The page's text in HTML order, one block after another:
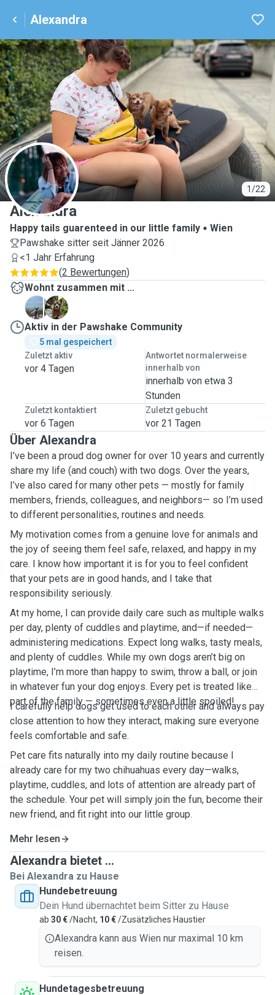
Alexandra
1/22
A
Alexandra
Happy tails guarenteed in our little family
Wien
Pawshake sitter seit Jänner 2026
<1 Jahr Erfahrung
(2 Bewertungen)
Wohnt zusammen mit ...
M
Z
Aktiv in der Pawshake Community
5 mal gespeichert
Zuletzt aktiv
vor 4 Tagen
Antwortet normalerweise
innerhalb von
innerhalb von etwa 3
Stunden
Zuletzt kontaktiert
vor 6 Tagen
Zuletzt gebucht
vor 21 Tagen
Über Alexandra
I’ve been a proud dog owner for over 10 years and currently
share my life (and couch) with two dogs. Over the years,
I’ve also cared for many other pets — mostly for family
members, friends, colleagues, and neighbors— so I’m used
to different personalities, routines and needs.
My motivation comes from a genuine love for animals and
the joy of seeing them feel safe, relaxed, and happy in my
care. I know how important it is for you to feel confident
that your pets are in good hands, and I take that
responsibility seriously.
At my home, I can provide daily care such as multiple walks
per day, plenty of cuddles and playtime, and—if needed—
administering medications. Expect long walks, tasty meals,
and plenty of cuddles. While my own dogs aren’t big on
playtime, I’m more than happy to swim, throw a ball, or join
in whatever fun your dog enjoys. Every pet is treated like
part of the family — sometimes even a little spoiled!
I carefully help dogs get used to each other and always pay
close attention to how they interact, making sure everyone
feels comfortable and safe.
Pet care fits naturally into my daily routine because I
already care for my two chihuahuas every day—walks,
playtime, cuddles, and lots of attention are already part of
the schedule. Your pet will simply join the fun, become their
new friend, and fit right into our little group.
Mehr lesen
Alexandra bietet ...
Bei Alexandra zu Hause
Hundebetreuung
Dein Hund übernachtet beim Sitter zu Hause
ab 30 €/Nacht, 10 €/Zusätzliches Haustier
Alexandra kann aus Wien nur maximal 10 km
reisen.
Hundetagesbetreuung